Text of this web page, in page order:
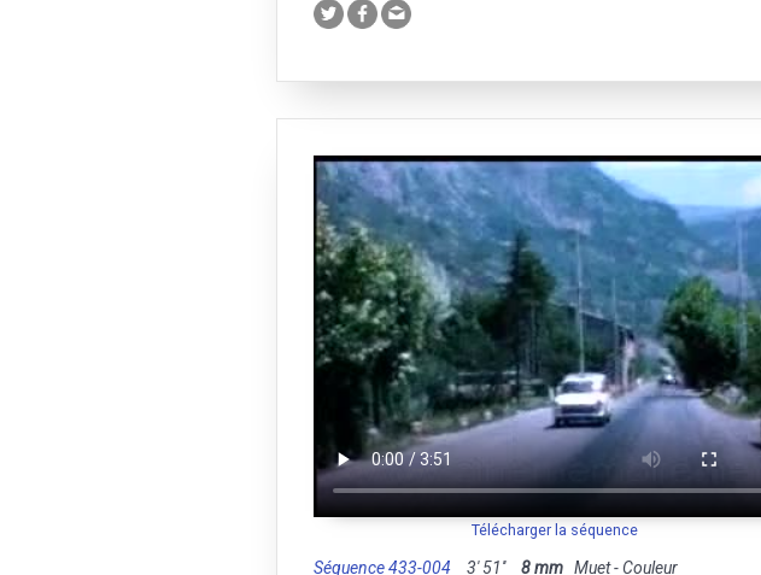
Télécharger la séquence
Séquence 433-004 3' 51'' 8 mm Muet - Couleur